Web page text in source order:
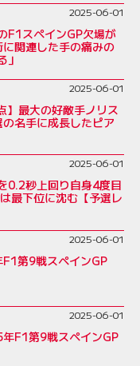
2025-06-01
F1スペインGP欠場が
関連した手の痛みの
」
2025-06-01
】最大の好敵手ノリス
名手に成長したピア
2025-06-01
0.2秒上回り自身4度目
最下位に沈む【予選レ
2025-06-01
F1第9戦スペインGP
2025-06-01
年F1第9戦スペインGP